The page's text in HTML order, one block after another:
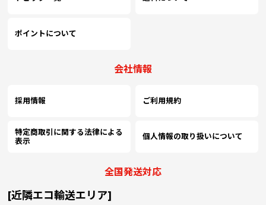
ポイントについて
会社情報
採用情報 ご利用規約
特定商取引に関する法律による
表示
個人情報の取り扱いについて
全国発送対応
[近隣エコ輸送エリア]